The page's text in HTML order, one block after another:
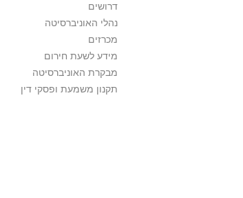
דרושים
נהלי האוניברסיטה
מכרזים
מידע לשעת חירום
מבקרת האוניברסיטה
תקנון משמעת ופסקי דין